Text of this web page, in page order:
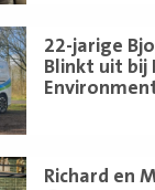
22-jarige
Blinkt uit bij
Richard en